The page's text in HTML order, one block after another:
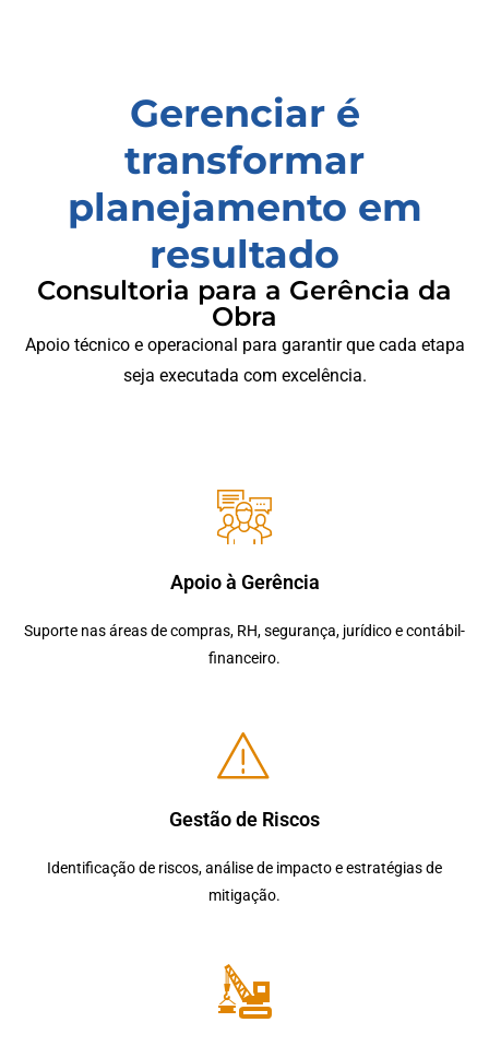
Gerenciar é
transformar
planejamento em
resultado
Consultoria para a Gerência da
Obra
Apoio técnico e operacional para garantir que cada etapa
seja executada com excelência.
Apoio à Gerência
Suporte nas áreas de compras, RH, segurança, jurídico e contábil-
financeiro.
Gestão de Riscos
Identificação de riscos, análise de impacto e estratégias de
mitigação.